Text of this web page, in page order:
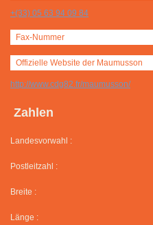
+(33) 05 63 94 09 84
Fax-Nummer
Offizielle Website der Maumusson
http://www.cdg82.fr/maumusson/
Zahlen
Landesvorwahl :
Postleitzahl :
Breite :
Länge :